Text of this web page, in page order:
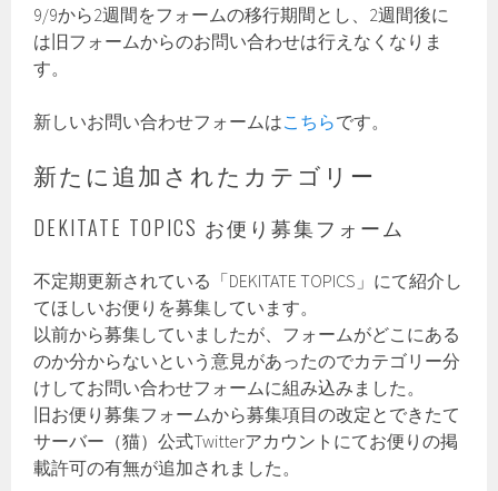
9/9から2週間をフォームの移行期間とし、2週間後に
は旧フォームからのお問い合わせは行えなくなりま
す。
新しいお問い合わせフォームはこちらです。
新たに追加されたカテゴリー
DEKITATE TOPICS お便り募集フォーム
不定期更新されている「DEKITATE TOPICS」にて紹介し
てほしいお便りを募集しています。
以前から募集していましたが、フォームがどこにある
のか分からないという意見があったのでカテゴリー分
けしてお問い合わせフォームに組み込みました。
旧お便り募集フォームから募集項目の改定とできたて
サーバー（猫）公式Twitterアカウントにてお便りの掲
載許可の有無が追加されました。